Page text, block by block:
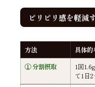
ピリピリ感を軽減
方法 具体的
① 分割摂取
1回
て1日